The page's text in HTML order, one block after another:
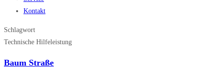
Kontakt
Schlagwort
Technische Hilfeleistung
Baum Straße